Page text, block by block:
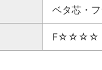
ベタ芯・
F☆☆☆☆ 住